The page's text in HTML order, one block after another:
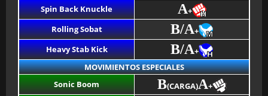
Spin Back Knuckle A+
Rolling Sobat
B/A+
Heavy Stab Kick
B/A+
MOVIMIENTOS ESPECIALES
Sonic Boom
B(CARGA)A+